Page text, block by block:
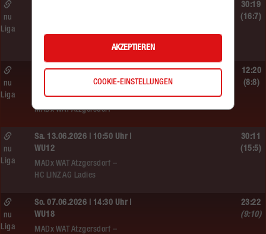
nu
Liga
30:19
(16:7)
Sa. 13.06.2026 | 14:30 Uhr |
Hypo NÖ –
MADx WAT Atzgersdorf
nu
Liga
12:20
(8:8)
Sa. 13.06.2026 | 10:50 Uhr |
WU12
MADx WAT Atzgersdorf –
HC LINZ AG Ladies
nu
Liga
30:11
(15:5)
So. 07.06.2026 | 14:30 Uhr |
WU18
MADx WAT Atzgersdorf –
nu
Liga
23:22
(9:10)
AKZEPTIEREN
COOKIE-EINSTELLUNGEN